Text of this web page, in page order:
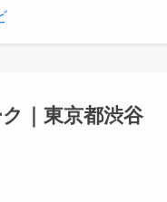
｜東京都渋谷